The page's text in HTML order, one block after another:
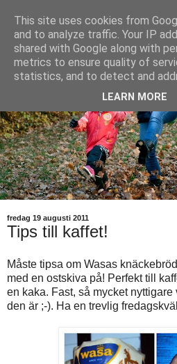
fredag 19 augusti 2011
Tips till kaffet!
Måste tipsa om Wasas
med en ostskiva på! Perfekt till
en kaka. Fast, så mycket
den är ;-). Ha en trevlig
This site uses cookies from
and to analyze traffic. Your IP
shared with Google along with
metrics to ensure quality of
statistics, and to detect and
LEARN MORE